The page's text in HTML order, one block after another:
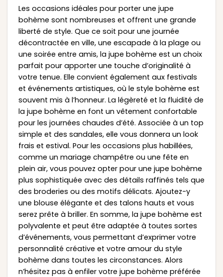
Les occasions idéales pour porter une jupe
bohème sont nombreuses et offrent une grande
liberté de style. Que ce soit pour une journée
décontractée en ville, une escapade à la plage ou
une soirée entre amis, la jupe bohème est un choix
parfait pour apporter une touche d’originalité à
votre tenue. Elle convient également aux festivals
et événements artistiques, où le style bohème est
souvent mis à l’honneur. La légèreté et la fluidité de
la jupe bohème en font un vêtement confortable
pour les journées chaudes d’été. Associée à un top
simple et des sandales, elle vous donnera un look
frais et estival. Pour les occasions plus habillées,
comme un mariage champêtre ou une fête en
plein air, vous pouvez opter pour une jupe bohème
plus sophistiquée avec des détails raffinés tels que
des broderies ou des motifs délicats. Ajoutez-y
une blouse élégante et des talons hauts et vous
serez prête à briller. En somme, la jupe bohème est
polyvalente et peut être adaptée à toutes sortes
d’événements, vous permettant d’exprimer votre
personnalité créative et votre amour du style
bohème dans toutes les circonstances. Alors
n’hésitez pas à enfiler votre jupe bohème préférée